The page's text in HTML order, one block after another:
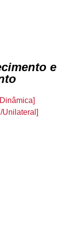
e
Unilateral]